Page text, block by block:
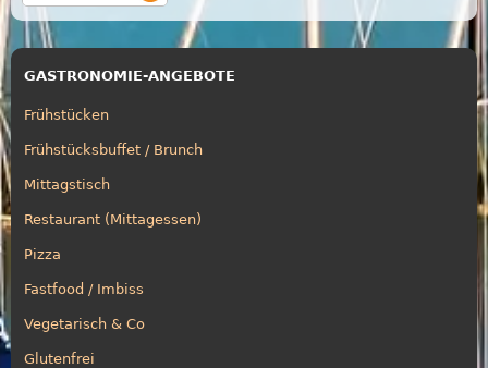
GASTRONOMIE-ANGEBOTE
Frühstücken
Frühstücksbuffet / Brunch
Mittagstisch
Restaurant (Mittagessen)
Pizza
Fastfood / Imbiss
Vegetarisch & Co
Glutenfrei